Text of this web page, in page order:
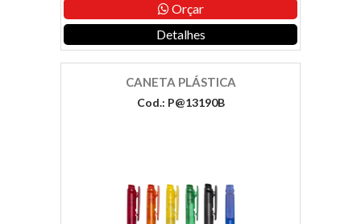
Orçar
Detalhes
CANETA PLÁSTICA
Cod.: P@13190B